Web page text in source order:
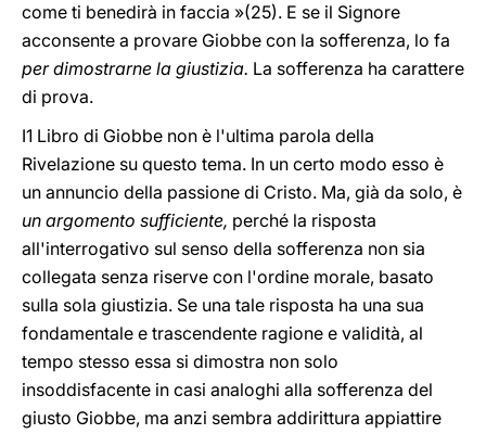
come ti benedirà in faccia »(25). E se il Signore
acconsente a provare Giobbe con la sofferenza, lo fa
per dimostrarne la giustizia. La sofferenza ha carattere
di prova.
I1 Libro di Giobbe non è l'ultima parola della
Rivelazione su questo tema. In un certo modo esso è
un annuncio della passione di Cristo. Ma, già da solo, è
un argomento sufficiente, perché la risposta
all'interrogativo sul senso della sofferenza non sia
collegata senza riserve con l'ordine morale, basato
sulla sola giustizia. Se una tale risposta ha una sua
fondamentale e trascendente ragione e validità, al
tempo stesso essa si dimostra non solo
insoddisfacente in casi analoghi alla sofferenza del
giusto Giobbe, ma anzi sembra addirittura appiattire